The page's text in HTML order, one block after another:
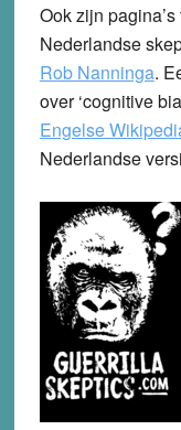
Ook zijn
Nederlandse
Rob Nanninga.
over ‘cognitive
Engelse
Nederlandse